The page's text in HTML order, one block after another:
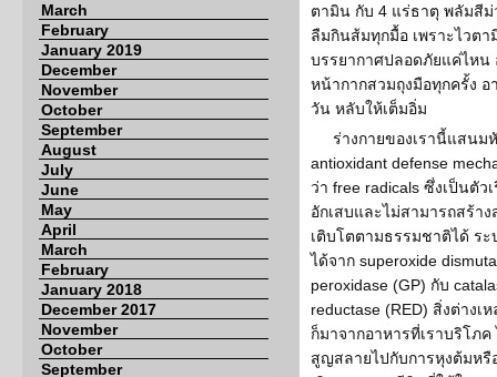
March
February
January 2019
December
November
October
September
August
July
June
May
April
March
February
January 2018
December 2017
November
October
September
ตามิน กับ 4 แร่ธาตุ พลัมสีม่
ลืมกินส้มทุกมื้อ เพราะไวต
บรรยากาศปลอดภัยแค่ไหน
หน้ากากสวมถุงมือทุกครั้ง อ
วัน หลับให้เต็มอิ่ม
ร่างกายของเรานี้แสนม
antioxidant defense
ว่า free radicals ซึ่งเป็นตัว
อักเสบและไม่สามารถสร้า
เติบโตตามธรรมชาติได้ ร
ได้จาก superoxide
peroxidase (GP) กับ
reductase (RED) สิ่งต่างเ
ก็มาจากอาหารที่เราบริโภ
สูญสลายไปกับการหุงต้มหรื